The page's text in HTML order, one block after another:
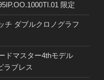
限定
チ ダブルクロノグラフ
ドマスター4thモデル
ラブレス